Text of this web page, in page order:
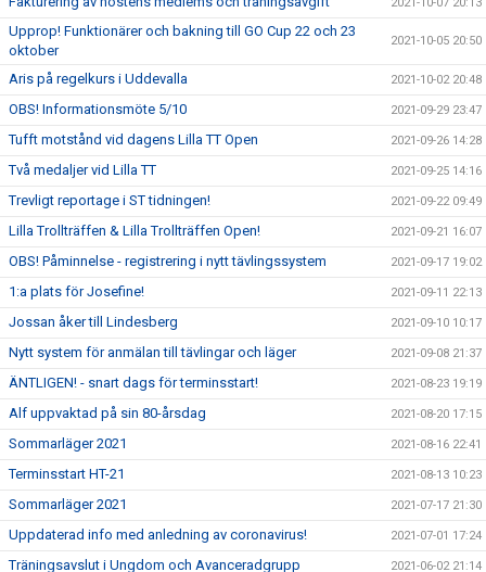
Upprop! Funktionärer och bakning till GO Cup 22 och 23
oktober
2021-10-05 20:50
Aris på regelkurs i Uddevalla 2021-10-02 20:48
OBS! Informationsmöte 5/10 2021-09-29 23:47
Tufft motstånd vid dagens Lilla TT Open 2021-09-26 14:28
Två medaljer vid Lilla TT 2021-09-25 14:16
Trevligt reportage i ST tidningen! 2021-09-22 09:49
Lilla Trollträffen & Lilla Trollträffen Open! 2021-09-21 16:07
OBS! Påminnelse - registrering i nytt tävlingssystem 2021-09-17 19:02
1:a plats för Josefine! 2021-09-11 22:13
Jossan åker till Lindesberg 2021-09-10 10:17
Nytt system för anmälan till tävlingar och läger 2021-09-08 21:37
ÄNTLIGEN! - snart dags för terminsstart! 2021-08-23 19:19
Alf uppvaktad på sin 80-årsdag 2021-08-20 17:15
Sommarläger 2021 2021-08-16 22:41
Terminsstart HT-21 2021-08-13 10:23
Sommarläger 2021 2021-07-17 21:30
Uppdaterad info med anledning av coronavirus! 2021-07-01 17:24
Träningsavslut i Ungdom och Avanceradgrupp 2021-06-02 21:14